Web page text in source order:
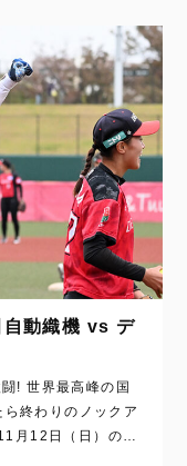
動織機 vs デ
! 世界最高峰の国
終わりのノックア
月12日（日）の神